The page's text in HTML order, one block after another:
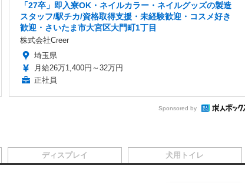
「27卒」即入寮OK・ネイルカラー・ネイルグッズの製造
スタッフ/駅チカ/資格取得支援・未経験歓迎・コスメ好き
歓迎・さいたま市大宮区大門町1丁目
株式会社Creer
埼玉県
月給26万1,400円～32万円
正社員
Sponsored by
ディスプレイ 犬用トイレ